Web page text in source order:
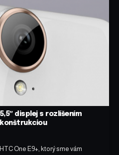
5,5″ displej s rozlíšením
One E9+, ktorý sme vám